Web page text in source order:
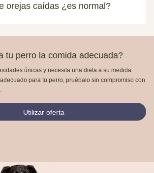
orejas caídas ¿es normal?
tu perro la comida adecuada?
únicas y necesita una dieta a su medida.
para tu perro, pruébalo sin compromiso con
Utilizar oferta